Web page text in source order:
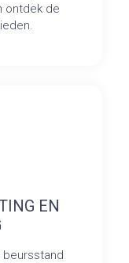
ontdek de
EN